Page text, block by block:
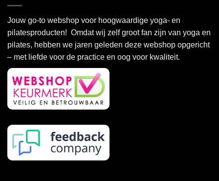
Jouw go-to webshop voor hoogwaardige yoga- en
pilatesproducten! Omdat wij zelf groot fan zijn van yoga en
pilates, hebben we jaren geleden deze webshop opgericht
– met liefde voor de practice en oog voor kwaliteit.